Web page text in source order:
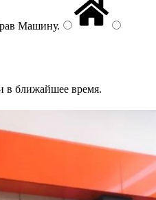
Машину.
в ближайшее время.